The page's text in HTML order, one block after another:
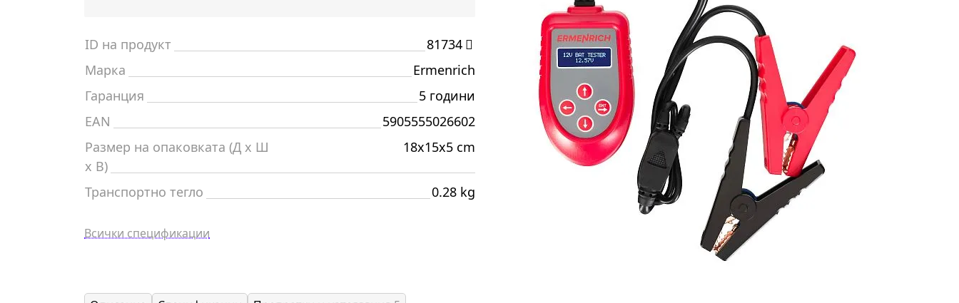
ID на продукт
81734
Марка
Ermenrich
Гаранция
5 години
EAN
5905555026602
Размер на опаковката (Д x Ш
x В)
18x15x5 cm
Транспортно тегло 0.28 kg
Всички спецификации